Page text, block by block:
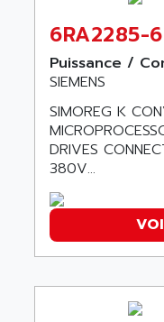
RAIL SWITCH
SBC
SIMATIC HMI
SIMATIC
OPERATOR
APRIL 2000
APRIL 7000
SMC50
SMC600
SMC25 et
ABC VISION
ABD
ABG
ABL
ABL SURSUM
ABLE
ABLIC
ABRACON
ABS
ABSOCODER
6RA2285-
Puissance /
SIEMENS
SIMOREG K
DRIVES
380V...